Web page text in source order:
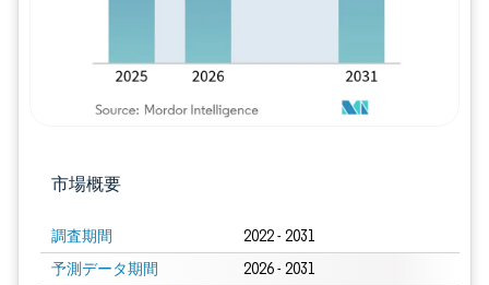
市場概要
調査期間 2022 - 2031
予測データ期間 2026 - 2031